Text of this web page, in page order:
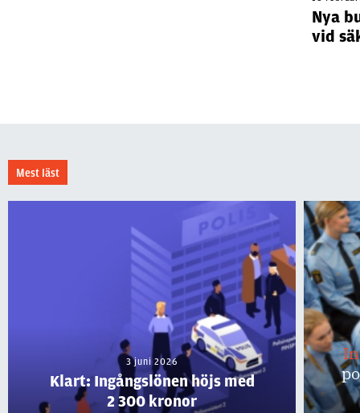
Nya
vid
Mest läst
3 juni 2026
Klart: Ingångslönen höjs med
2 300 kronor